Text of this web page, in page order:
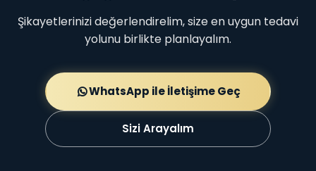
Şikayetlerinizi değerlendirelim, size en uygun tedavi
yolunu birlikte planlayalım.
WhatsApp ile İletişime Geç
Sizi Arayalım